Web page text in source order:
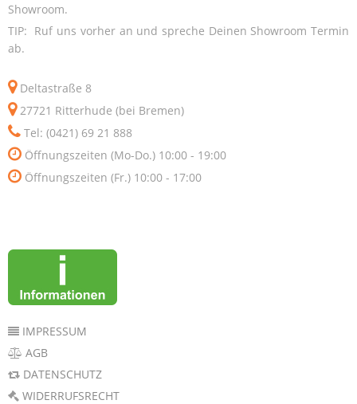
Showroom.
TIP: Ruf uns vorher an und spreche Deinen Showroom Termin
ab.
Deltastraße 8
27721 Ritterhude (bei Bremen)
Tel: (0421) 69 21 888
Öffnungszeiten (Mo-Do.) 10:00 - 19:00
Öffnungszeiten (Fr.) 10:00 - 17:00
IMPRESSUM
AGB
DATENSCHUTZ
WIDERRUFSRECHT